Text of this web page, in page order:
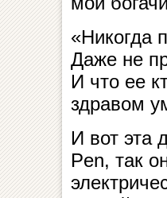
«Никогда
Даже не
И что ее
здравом
И вот эта
Pen, так